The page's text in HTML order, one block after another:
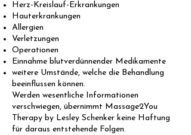
Herz-Kreislauf-Erkrankungen
Hauterkrankungen
Allergien
Verletzungen
Operationen
Einnahme blutverdünnender Medikamente
weitere Umstände, welche die Behandlung
beeinflussen können.
Werden wesentliche Informationen
verschwiegen, übernimmt Massage2You
Therapy by Lesley Schenker keine Haftung
für daraus entstehende Folgen.